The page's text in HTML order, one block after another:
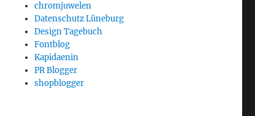
chromjuwelen
Datenschutz Lüneburg
Design Tagebuch
Fontblog
Kapidaenin
PR Blogger
shopblogger